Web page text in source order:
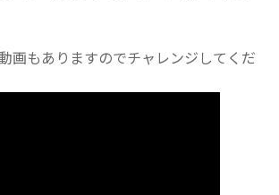
画もありますのでチャレンジしてくだ